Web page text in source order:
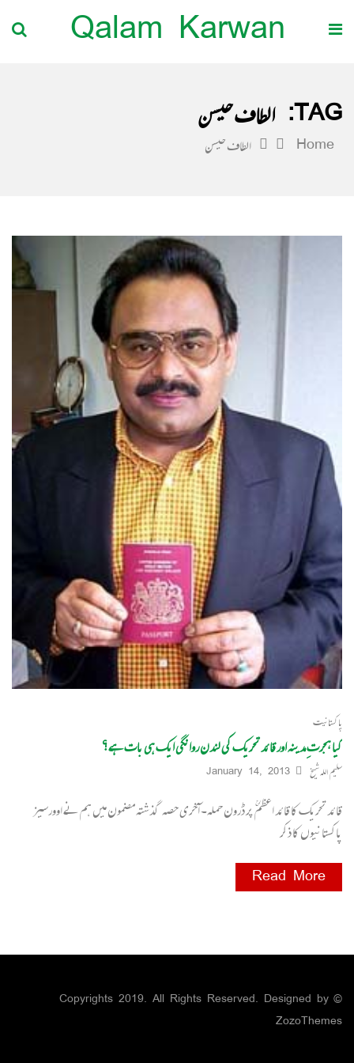
Qalam Karwan
TAG: الطاف حیسن
Home الطاف حیسن
پاکستانیت
کیا ہجرتِ مدینہ اور قائد تحریک کی لندن روانگی ایک ہی بات ہے؟
سلیم اللہ شیخ January 14, 2013
قائد تحریک کا قائد اعظمؒ پر ڈرون حملہ۔ آخری حصہ گذشتہ مضمون میں ہم نے اوورسیز
پاکستانیوں کا ذکر
Read More
© Copyrights 2019. All Rights Reserved. Designed by
ZozoThemes